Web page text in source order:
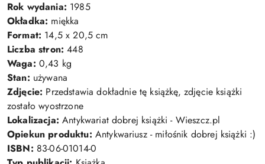
Rok wydania: 1985
Okładka: miękka
Format: 14,5 x 20,5 cm
Liczba stron: 448
Waga: 0,43 kg
Stan: używana
Zdjęcie: Przedstawia dokładnie tę książkę, zdjęcie książki
zostało wyostrzone
Lokalizacja: Antykwariat dobrej książki - Wieszcz.pl
Opiekun produktu: Antykwariusz - miłośnik dobrej książki :)
ISBN: 83-06-01014-0